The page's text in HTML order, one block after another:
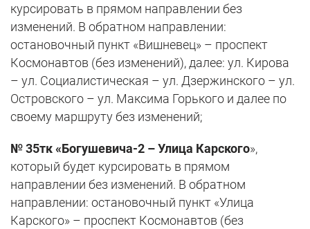
курсировать в прямом направлении без
изменений. В обратном направлении:
остановочный пункт «Вишневец» – проспект
Космонавтов (без изменений), далее: ул. Кирова
– ул. Социалистическая – ул. Дзержинского – ул.
Островского – ул. Максима Горького и далее по
своему маршруту без изменений;
№ 35тк «Богушевича-2 – Улица Карского»,
который будет курсировать в прямом
направлении без изменений. В обратном
направлении: остановочный пункт «Улица
Карского» – проспект Космонавтов (без